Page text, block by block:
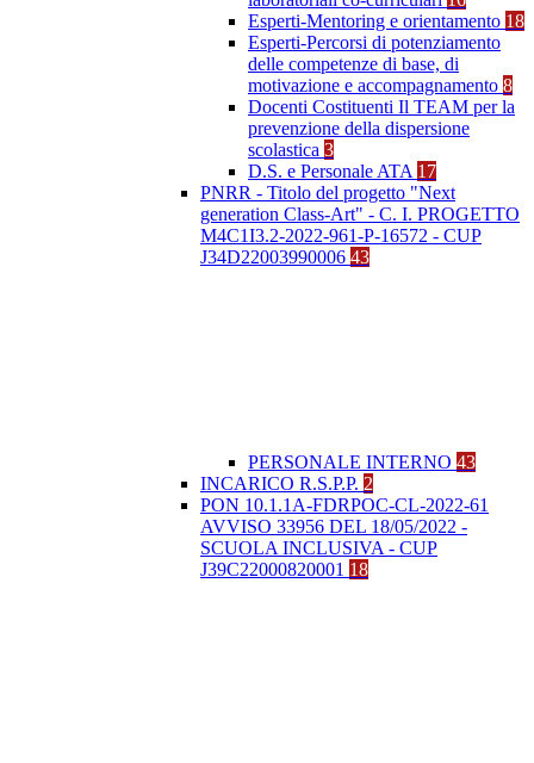
Esperti-Mentoring e orientamento 18
Esperti-Percorsi di potenziamento
delle competenze di base, di
motivazione e accompagnamento 8
Docenti Costituenti Il TEAM per la
prevenzione della dispersione
scolastica 3
D.S. e Personale ATA 17
PNRR - Titolo del progetto "Next
generation Class-Art" - C. I. PROGETTO
M4C1I3.2-2022-961-P-16572 - CUP
J34D22003990006 43
PERSONALE INTERNO 43
INCARICO R.S.P.P. 2
PON 10.1.1A-FDRPOC-CL-2022-61
AVVISO 33956 DEL 18/05/2022 -
SCUOLA INCLUSIVA - CUP
J39C22000820001 18